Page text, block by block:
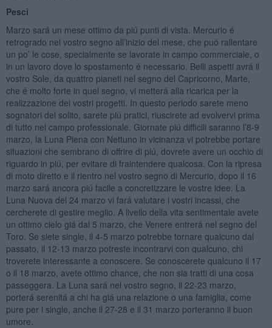
Pesci
Marzo sará un mese ottimo da piú punti di vista. Mercurio é
retrogrado nel vostro segno all’inizio del mese, che puó rallentare
un po’ le cose, specialmente se lavorate in campo commerciale, o
in un lavoro dove lo spostamento é necessario. Belli aspetti avrá il
vostro Sole, da quattro pianeti nel segno del Capricorno, Marte,
che é molto forte in quel segno, vi metterá alla ricarica per la
realizzazione dei vostri progetti. In questo periodo sarete meno
sognatori del solito, sarete piú pratici, riuscirete ad evolvervi prima
di tutto nel campo professionale. Giornate piú difficili saranno l’8-9
marzo, la Luna Piena con Nettuno in vicinanza vi potrebbe portare
situazioni che sembrano di offrire di piú, dovrete avere un occhio di
riguardo in piú, per evitare di fraintendere qualcosa. Con la ripresa
di moto diretto e il rientro nel vostro segno di Mercurio, dopo il 16
marzo sará ancora piú facile a concretizzare le vostre idee. La
Luna Nuova del 24 marzo vi fará valutare i vostri incassi, che
cercherete di gestire meglio. A livello della vita sentimentale avete
un ottimo cielo giá dal 5 marzo, che Venere entrerá nel segno del
Toro. Se siete single, il 4-5 marzo potrebbe tornare qualcuno dal
passato, il 12-13 marzo potreste incontrarvi con qualcuno, chi
troverete interessante a conoscere. Se conoscerete qualcuno il 17
o il 18 marzo, avete ottimo chance, che non sia tratti di una cosa
passeggera. La Luna sará nel vostro segno, il 22-23 marzo,
porterá serenitá a chi ha giá una relazione o una famiglia, come
pure per i single, anche il 27-28 e il 31 marzo porteranno il buon
umore.